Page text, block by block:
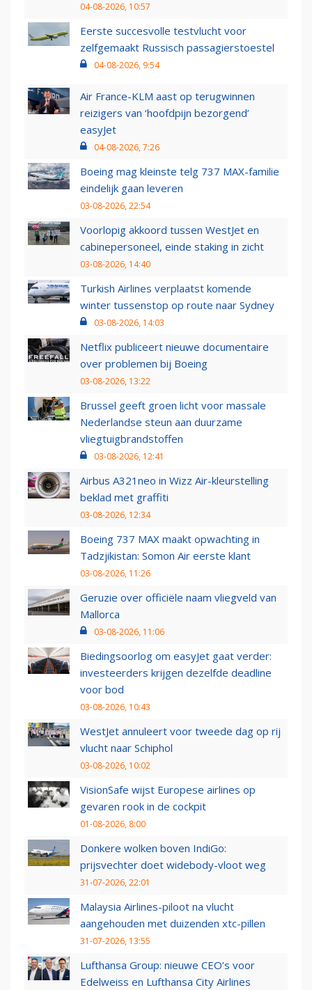
04-08-2026, 10:57
Eerste succesvolle testvlucht voor
zelfgemaakt Russisch passagierstoestel
04-08-2026, 9:54
Air France-KLM aast op terugwinnen
reizigers van ‘hoofdpijn bezorgend’
easyJet
04-08-2026, 7:26
Boeing mag kleinste telg 737 MAX-familie
eindelijk gaan leveren
03-08-2026, 22:54
Voorlopig akkoord tussen WestJet en
cabinepersoneel, einde staking in zicht
03-08-2026, 14:40
Turkish Airlines verplaatst komende
winter tussenstop op route naar Sydney
03-08-2026, 14:03
Netflix publiceert nieuwe documentaire
over problemen bij Boeing
03-08-2026, 13:22
Brussel geeft groen licht voor massale
Nederlandse steun aan duurzame
vliegtuigbrandstoffen
03-08-2026, 12:41
Airbus A321neo in Wizz Air-kleurstelling
beklad met graffiti
03-08-2026, 12:34
Boeing 737 MAX maakt opwachting in
Tadzjikistan: Somon Air eerste klant
03-08-2026, 11:26
Geruzie over officiële naam vliegveld van
Mallorca
03-08-2026, 11:06
Biedingsoorlog om easyJet gaat verder:
investeerders krijgen dezelfde deadline
voor bod
03-08-2026, 10:43
WestJet annuleert voor tweede dag op rij
vlucht naar Schiphol
03-08-2026, 10:02
VisionSafe wijst Europese airlines op
gevaren rook in de cockpit
01-08-2026, 8:00
Donkere wolken boven IndiGo:
prijsvechter doet widebody-vloot weg
31-07-2026, 22:01
Malaysia Airlines-piloot na vlucht
aangehouden met duizenden xtc-pillen
31-07-2026, 13:55
Lufthansa Group: nieuwe CEO’s voor
Edelweiss en Lufthansa City Airlines